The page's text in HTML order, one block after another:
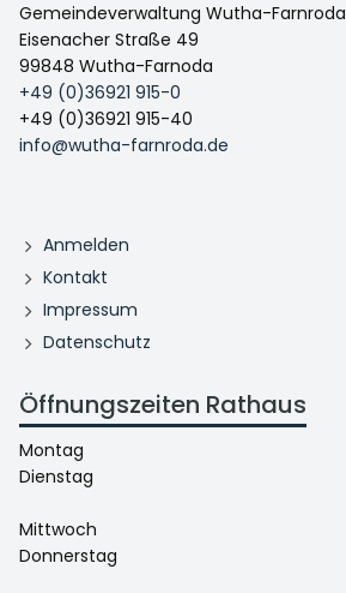
Gemeindeverwaltung Wutha-Farnroda
Eisenacher Straße 49
99848 Wutha-Farnoda
+49 (0)36921 915-0
+49 (0)36921 915-40
info@wutha-farnroda.de
Anmelden
Kontakt
Impressum
Datenschutz
Öffnungszeiten Rathaus
Montag
Dienstag
Mittwoch
Donnerstag